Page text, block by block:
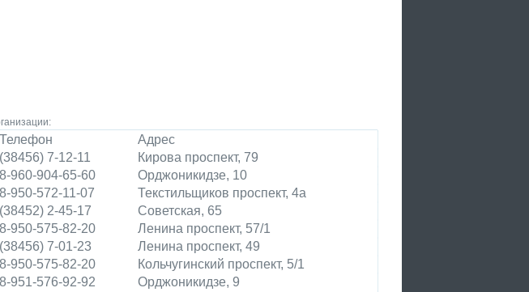
Телефон
Адрес
(38456) 7-12-11
Кирова проспект, 79
8-960-904-65-60
Орджоникидзе, 10
8-950-572-11-07
Текстильщиков проспект, 4а
(38452) 2-45-17
Советская, 65
8-950-575-82-20
Ленина проспект, 57/1
(38456) 7-01-23
Ленина проспект, 49
8-950-575-82-20
Кольчугинский проспект, 5/1
8-951-576-92-92
Орджоникидзе, 9